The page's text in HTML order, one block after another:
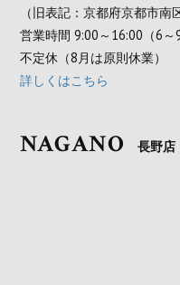
（旧表記：京都府京都市南
営業時間 9:00～16:00（6～
不定休（8月は原則休業）
詳しくはこちら
NAGANO 長野店